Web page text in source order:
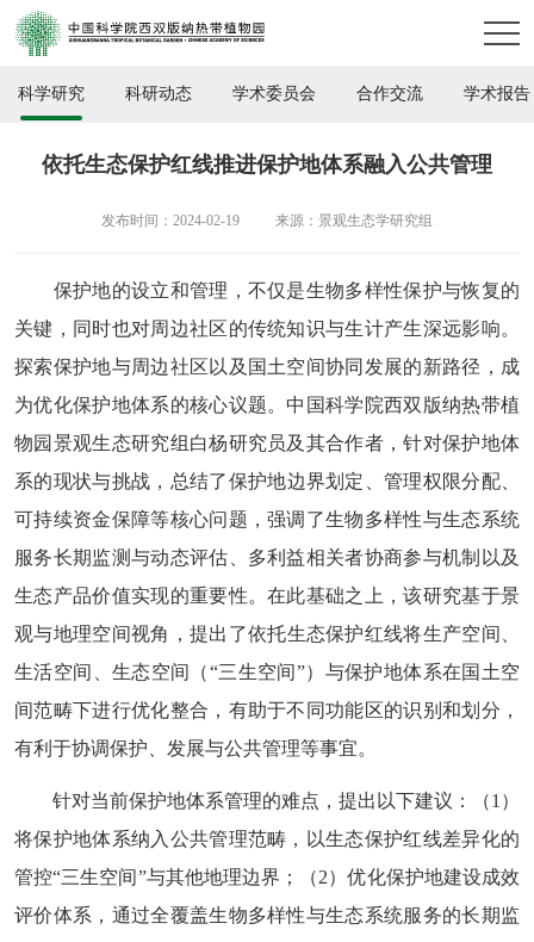
科学研究 科研动态 学术委员会 合作交流 学术报告
依托生态保护红线推进保护地体系融入公共管理
发布时间：2024-02-19 来源：景观生态学研究组
保护地的设立和管理 ， 不仅是生物多样性保护与恢复的
关键，同时也对周边社区的传统知识与生计产生深远影响。
探索保护地与周边社区以及国土空间协同 发展的新路径，成
为优化保护地体系的核心议题。中国科学院西双版纳热带植
物园景观生态研究组白杨研究员及其合作者 ，针对保护地体
系的现状与挑战，总结了保护地边界划定
、管理权限分配、
可持续资金保障等核心问题，强调了生物多样性与生态系统
服务长期监测与动态评估、多利益相关者协商参与机制以及
生态产品价值实现的重要性。在此基础之上 ，该研究基于景
观与地理空间视角，提出 了依托生态保护红线将生产空间、
生活空间、生态空间（“三生空间”） 与保护地体系在国土空
间范畴下进行优化整合，有助于不同功能区的识别和划分 ，
有利于协调保护 、发展与公共管理等事宜。
针对当前保护地体系管理的难点 ， 提出以下建议：（1 ）
将保护地体系纳入公共管理范畴，以生态保护红线差异化的
管控“三生空间”与其他地理边界； （2）优化保护地建设成效
评价体系，通过全覆盖生物多样性与生态系统服务的长期监